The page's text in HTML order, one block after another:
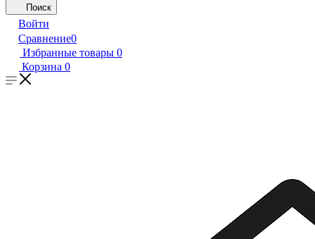
Поиск
Войти
Сравнение0
Избранные товары 0
Корзина 0